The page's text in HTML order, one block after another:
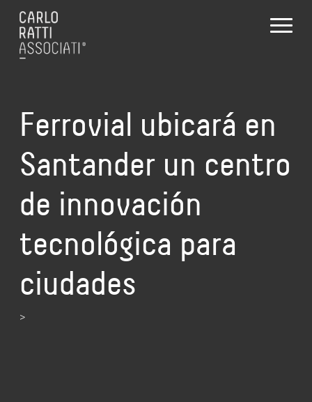
Ferrovial ubicará en
Santander un centro
de innovación
tecnológica para
ciudades
>